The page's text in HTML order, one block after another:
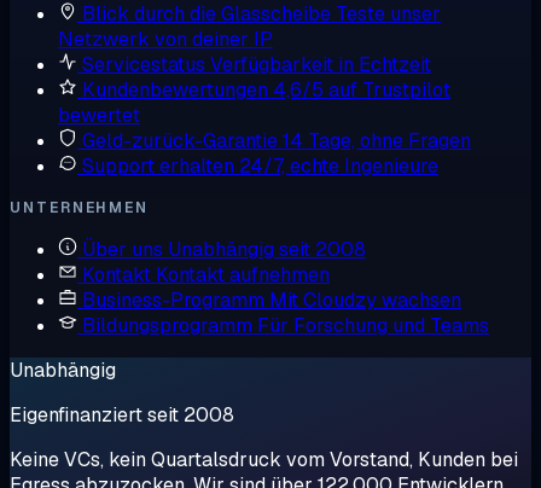
Blick durch die Glasscheibe Teste unser
Netzwerk von deiner IP
Servicestatus Verfügbarkeit in Echtzeit
Kundenbewertungen 4,6/5 auf Trustpilot
bewertet
Geld-zurück-Garantie14 Tage, ohne Fragen
Support erhalten 24/7, echte Ingenieure
UNTERNEHMEN
Über uns Unabhängig seit 2008
Kontakt Kontakt aufnehmen
Business-Programm Mit Cloudzy wachsen
Bildungsprogramm Für Forschung und Teams
Unabhängig
Eigenfinanziert seit 2008
Keine VCs, kein Quartalsdruck vom Vorstand, Kunden bei